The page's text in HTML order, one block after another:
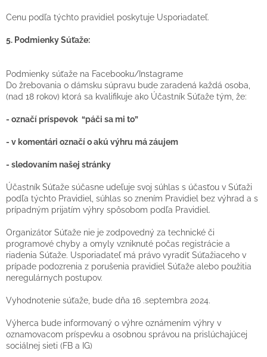
Cenu podľa týchto pravidiel poskytuje Usporiadateľ.
5. Podmienky Súťaže:
Podmienky súťaže na Facebooku/Instagrame
Do žrebovania o dámsku súpravu bude zaradená každá osoba,
(nad 18 rokov) ktorá sa kvalifikuje ako Účastník Súťaže tým, že:
- označí príspevok “páči sa mi to”
- v komentári označí o akú výhru má záujem
- sledovaním našej stránky
Účastník Súťaže súčasne udeľuje svoj súhlas s účasťou v Súťaži
podľa týchto Pravidiel, súhlas so znením Pravidiel bez výhrad a s
prípadným prijatím výhry spôsobom podľa Pravidiel.
Organizátor Súťaže nie je zodpovedný za technické či
programové chyby a omyly vzniknuté počas registrácie a
riadenia Súťaže. Usporiadateľ má právo vyradiť Súťažiaceho v
prípade podozrenia z porušenia pravidiel Súťaže alebo použitia
neregulárnych postupov.
Vyhodnotenie súťaže, bude dňa 16 .septembra 2024.
Výherca bude informovaný o výhre oznámením výhry v
oznamovacom príspevku a osobnou správou na prislúchajúcej
sociálnej sieti (FB a IG)